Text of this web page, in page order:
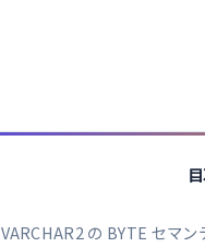
VARCHAR2 の BYTE セマ